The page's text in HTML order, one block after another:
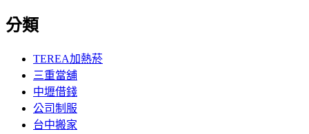
分類
TEREA加熱菸
三重當舖
中壢借錢
公司制服
台中搬家